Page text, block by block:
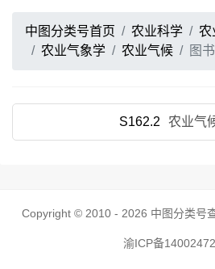
中图分类号首页 农业科学
农
农业气象学
农业气候 图
S162.2 农业气
Copyright © 2010 - 2026 中图分类号
渝ICP备